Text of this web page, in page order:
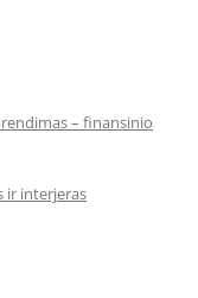
– finansinio
ir interjeras